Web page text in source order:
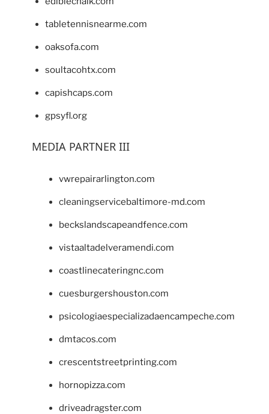
tabletennisnearme.com
oaksofa.com
soultacohtx.com
capishcaps.com
gpsyfl.org
MEDIA PARTNER III
vwrepairarlington.com
cleaningservicebaltimore-md.com
beckslandscapeandfence.com
vistaaltadelveramendi.com
coastlinecateringnc.com
cuesburgershouston.com
psicologiaespecializadaencampeche.com
dmtacos.com
crescentstreetprinting.com
hornopizza.com
driveadragster.com